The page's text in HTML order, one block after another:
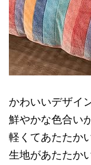
かわいいデザイ
鮮やかな色合い
軽くてあたたか
生地があたたか